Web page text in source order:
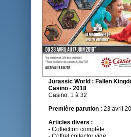
Jurassic World : Fallen
Casino - 2018
Casino: 1 à 32
Première parution : 23 avril
Articles divers :
- Collection complète